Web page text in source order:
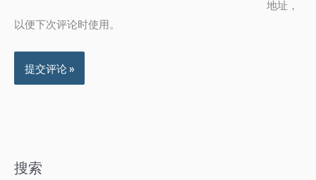
地址，
以便下次评论时使用。
搜索